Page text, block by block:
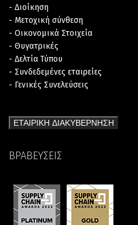
- Διοίκηση
- Μετοχική σύνθεση
- Οικονομικά Στοιχεία
- Θυγατρικές
- Δελτία Τύπου
- Συνδεδεμένες εταιρείες
- Γενικές Συνελεύσεις
ΕΤΑΙΡΙΚΗ ΔΙΑΚΥΒΕΡΝΗΣΗ
ΒΡΑΒΕΥΣΕΙΣ